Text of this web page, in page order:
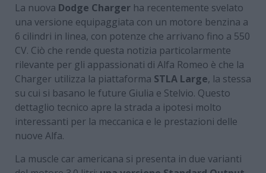
La nuova Dodge Charger ha recentemente svelato
una versione equipaggiata con un motore benzina a
6 cilindri in linea, con potenze che arrivano fino a 550
CV. Ciò che rende questa notizia particolarmente
rilevante per gli appassionati di Alfa Romeo è che la
Charger utilizza la piattaforma STLA Large, la stessa
su cui si basano le future Giulia e Stelvio. Questo
dettaglio tecnico apre la strada a ipotesi molto
interessanti per la meccanica e le prestazioni delle
nuove Alfa.
La muscle car americana si presenta in due varianti